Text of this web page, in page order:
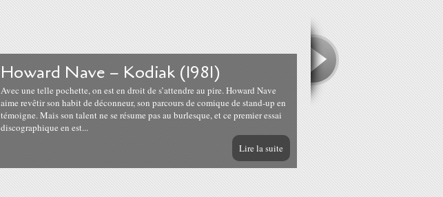
Howard Nave – Kodiak (1981)
Avec une telle pochette, on est en droit de s’attendre au pire. Howard Nave
aime revêtir son habit de déconneur, son parcours de comique de stand-up en
témoigne. Mais son talent ne se résume pas au burlesque, et ce premier essai
discographique en est...
Lire la suite